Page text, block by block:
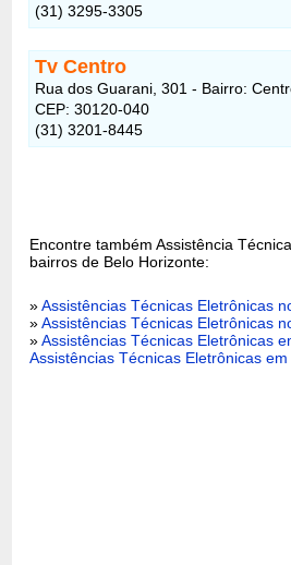
(31) 3295-3305
Tv Centro
Rua dos Guarani, 301 - Bairro:
CEP: 30120-040
(31) 3201-8445
Encontre também Assistência
bairros de Belo Horizonte:
»Assistências Técnicas Eletrônicas
»Assistências Técnicas Eletrônicas
»Assistências Técnicas Eletrônicas
Assistências Técnicas Eletrônicas